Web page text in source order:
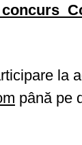
la
până pe